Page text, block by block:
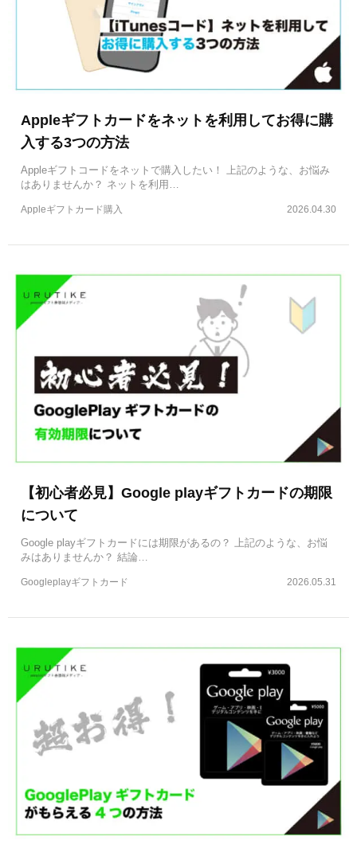
Appleギフトカードをネットを利用してお得に購
入する3つの方法
Appleギフトコードをネットで購入したい！ 上記のような、お悩み
はありませんか？ ネットを利用…
2026.04.30
Appleギフトカード購入
【初心者必見】Google playギフトカードの期限
について
Google playギフトカードには期限があるの？ 上記のような、お悩
みはありませんか？ 結論…
2026.05.31
Googleplayギフトカード